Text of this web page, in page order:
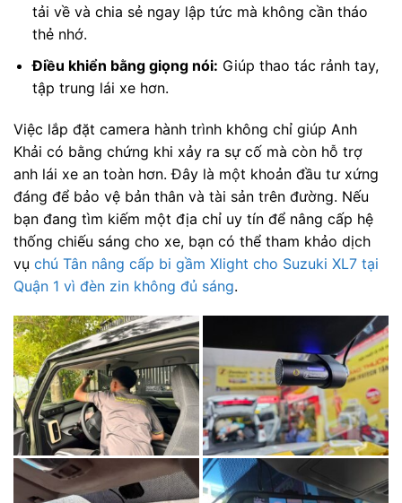
tải về và chia sẻ ngay lập tức mà không cần tháo
thẻ nhớ.
Điều khiển bằng giọng nói: Giúp thao tác rảnh tay,
tập trung lái xe hơn.
Việc lắp đặt camera hành trình không chỉ giúp Anh
Khải có bằng chứng khi xảy ra sự cố mà còn hỗ trợ
anh lái xe an toàn hơn. Đây là một khoản đầu tư xứng
đáng để bảo vệ bản thân và tài sản trên đường. Nếu
bạn đang tìm kiếm một địa chỉ uy tín để nâng cấp hệ
thống chiếu sáng cho xe, bạn có thể tham khảo dịch
vụ chú Tân nâng cấp bi gầm Xlight cho Suzuki XL7 tại
Quận 1 vì đèn zin không đủ sáng.